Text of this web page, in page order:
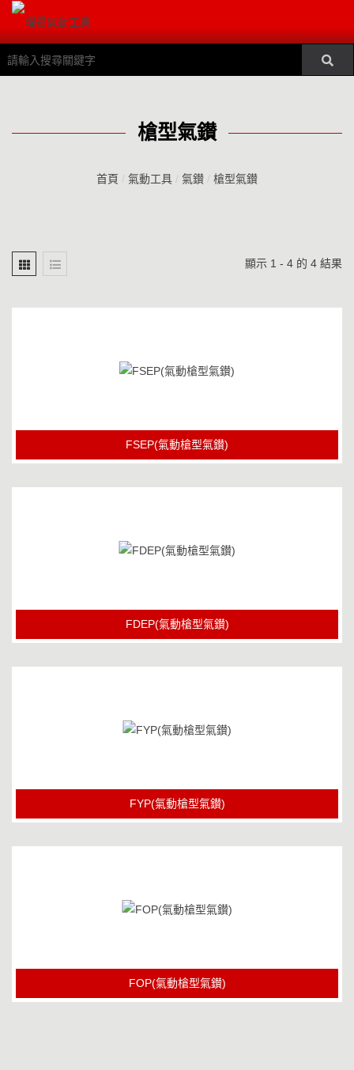
槍型氣鑚
首頁 / 氣動工具 / 氣鑚 / 槍型氣鑚
顯示 1 - 4 的 4 結果
FSEP(氣動槍型氣鑚)
FDEP(氣動槍型氣鑚)
FYP(氣動槍型氣鑚)
FOP(氣動槍型氣鑚)